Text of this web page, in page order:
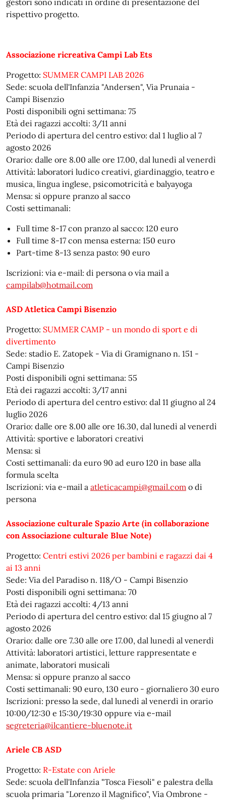
rispettivo progetto.
Associazione ricreativa Campi Lab Ets
Progetto: SUMMER CAMPI LAB 2026
Sede: scuola dell'Infanzia "Andersen", Via Prunaia -
Campi Bisenzio
Posti disponibili ogni settimana: 75
Età dei ragazzi accolti: 3/11 anni
Periodo di apertura del centro estivo: dal 1 luglio al 7
agosto 2026
Orario: dalle ore 8.00 alle ore 17.00, dal lunedì al venerdì
Attività: laboratori ludico creativi, giardinaggio, teatro e
musica, lingua inglese, psicomotricità e balyayoga
Mensa: sì oppure pranzo al sacco
Costi settimanali:
Full time 8-17 con pranzo al sacco: 120 euro
Full time 8-17 con mensa esterna: 150 euro
Part-time 8-13 senza pasto: 90 euro
Iscrizioni: via e-mail: di persona o via mail a
campilab@hotmail.com
ASD Atletica Campi Bisenzio
Progetto: SUMMER CAMP - un mondo di sport e di
divertimento
Sede: stadio E. Zatopek - Via di Gramignano n. 151 -
Campi Bisenzio
Posti disponibili ogni settimana: 55
Età dei ragazzi accolti: 3/17 anni
Periodo di apertura del centro estivo: dal 11 giugno al 24
luglio 2026
Orario: dalle ore 8.00 alle ore 16.30, dal lunedì al venerdì
Attività: sportive e laboratori creativi
Mensa: sì
Costi settimanali: da euro 90 ad euro 120 in base alla
formula scelta
Iscrizioni: via e-mail a atleticacampi@gmail.com o di
persona
Associazione culturale Spazio Arte (in collaborazione
con Associazione culturale Blue Note)
Progetto: Centri estivi 2026 per bambini e ragazzi dai 4
ai 13 anni
Sede: Via del Paradiso n. 118/O - Campi Bisenzio
Posti disponibili ogni settimana: 70
Età dei ragazzi accolti: 4/13 anni
Periodo di apertura del centro estivo: dal 15 giugno al 7
agosto 2026
Orario: dalle ore 7.30 alle ore 17.00, dal lunedì al venerdì
Attività: laboratori artistici, letture rappresentate e
animate, laboratori musicali
Mensa: sì oppure pranzo al sacco
Costi settimanali: 90 euro, 130 euro - giornaliero 30 euro
Iscrizioni: presso la sede, dal lunedì al venerdì in orario
10:00/12:30 e 15:30/19:30 oppure via e-mail
segreteria@ilcantiere-bluenote.it
Ariele CB ASD
Progetto: R-Estate con Ariele
Sede: scuola dell'Infanzia "Tosca Fiesoli" e palestra della
scuola primaria "Lorenzo il Magnifico", Via Ombrone -